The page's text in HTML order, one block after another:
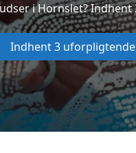
i Hornslet?
Indhent 3